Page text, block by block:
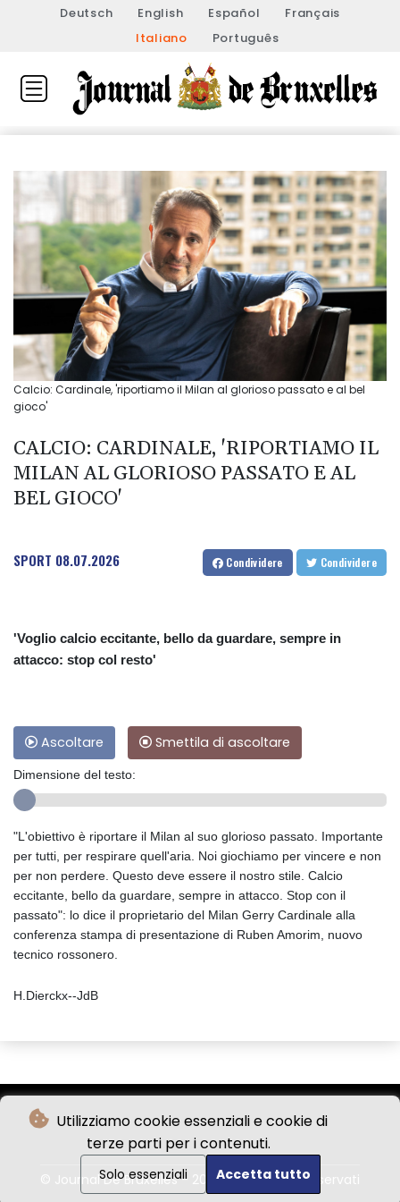
Utilizziamo cookie essenziali e cookie di
terze parti per i contenuti.
Solo essenziali Accetta tutto
Deutsch English Español
Français
Italiano
Português
Calcio: Cardinale, 'riportiamo il Milan al glorioso passato e al bel
gioco'
CALCIO: CARDINALE, 'RIPORTIAMO IL
MILAN AL GLORIOSO PASSATO E AL
BEL GIOCO'
SPORT 08.07.2026 Condividere Condividere
'Voglio calcio eccitante, bello da guardare, sempre in
attacco: stop col resto'
Ascoltare Smettila di ascoltare
Dimensione del testo:
"L'obiettivo è riportare il Milan al suo glorioso passato. Importante
per tutti, per respirare quell'aria. Noi giochiamo per vincere e non
per non perdere. Questo deve essere il nostro stile. Calcio
eccitante, bello da guardare, sempre in attacco. Stop con il
passato": lo dice il proprietario del Milan Gerry Cardinale alla
conferenza stampa di presentazione di Ruben Amorim, nuovo
tecnico rossonero.
H.Dierckx--JdB
© Journal De Bruxelles - 2026 - Tutti i diritti riservati